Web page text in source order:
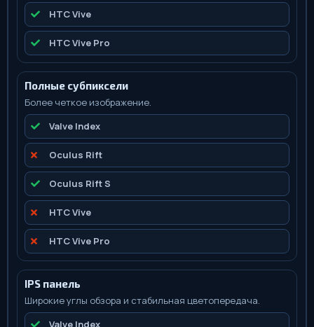
HTC Vive
HTC Vive Pro
Полные субпиксели
Более четкое изображение.
Valve Index
Oculus Rift
Oculus Rift S
HTC Vive
HTC Vive Pro
IPS панель
Широкие углы обзора и стабильная цветопередача.
Valve Index